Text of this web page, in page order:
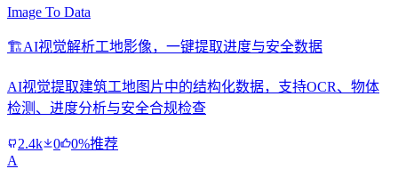
Image To Data
🏗️AI视觉解析工地影像，一键提取进度与安全数据
AI视觉提取建筑工地图片中的结构化数据，支持OCR、物体
检测、进度分析与安全合规检查
2.4k 0
0%推荐
A